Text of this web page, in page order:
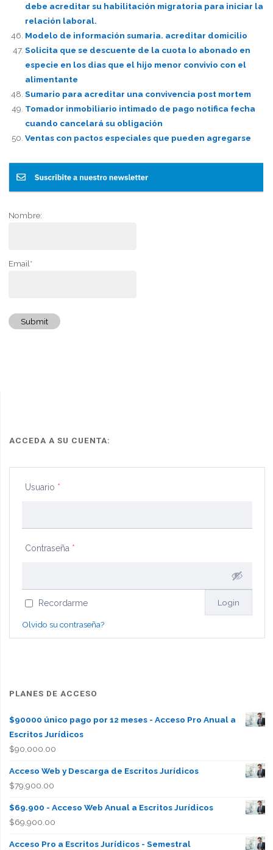
debe acreditar su habilitación migratoria para iniciar la
relación laboral.
Modelo de información sumaria. acreditar domicilio
Solicita que se descuente de la cuota lo abonado en
especie en los dias que el hijo menor convivio con el
alimentante
Sumario para acreditar una convivencia post mortem
Tomador inmobiliario intimado de pago notifica fecha
cuando cancelará su obligación
Ventas con pactos especiales que pueden agregarse
Nombre:
Email*
Submit
ACCEDA A SU CUENTA:
Usuario *
Contraseña *
Recordarme
Olvido su contraseña?
PLANES DE ACCESO
$90000 único pago por 12 meses - Acceso Pro Anual a
Escritos Jurídicos
$90,000.00
Acceso Web y Descarga de Escritos Jurídicos
$79,900.00
$69.900 - Acceso Web Anual a Escritos Jurídicos
$69,900.00
Acceso Pro a Escritos Jurídicos - Semestral